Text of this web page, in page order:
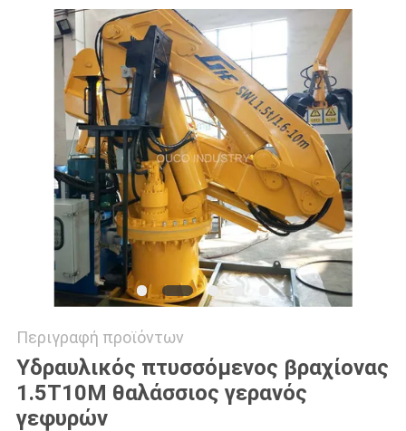
ΠΟΛΙΤΙΚΉ
ΑΠΟΡΡΉΤΟΥ
Περιγραφή προϊόντων
Υδραυλικός πτυσσόμενος βραχίονας
1.5T10M θαλάσσιος γερανός
γεφυρών